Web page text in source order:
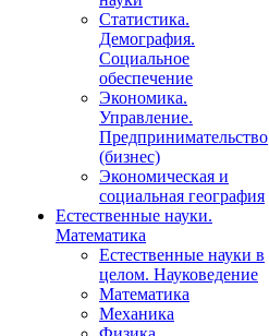
Статистика.
Демография.
Социальное
обеспечение
Экономика.
Управление.
Предпринимательство
(бизнес)
Экономическая и
социальная география
Естественные науки.
Математика
Естественные науки в
целом. Науковедение
Математика
Механика